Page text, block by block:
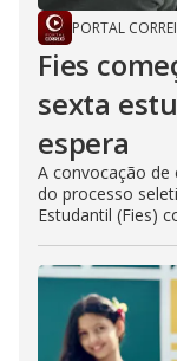
PORTAL
Fies
sexta
espera
A convocação de
do processo
Estudantil (Fies)